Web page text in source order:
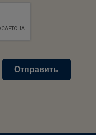
Отправить